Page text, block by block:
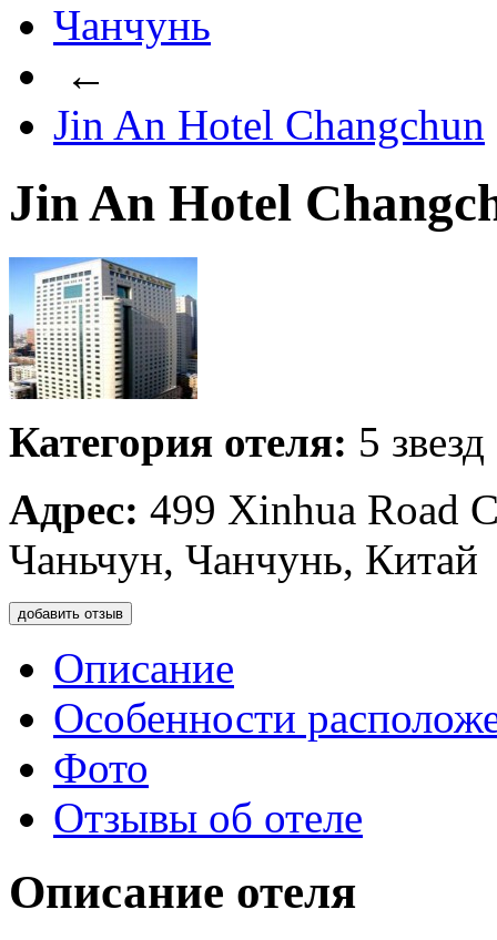
Чанчунь
←
Jin An Hotel Changchun
Jin An Hotel
Категория отеля: 5 звезд
Адрес: 499 Xinhua Road
Чаньчун, Чанчунь, Китай
добавить отзыв
Описание
Особенности
Фото
Отзывы об отеле
Описание отеля